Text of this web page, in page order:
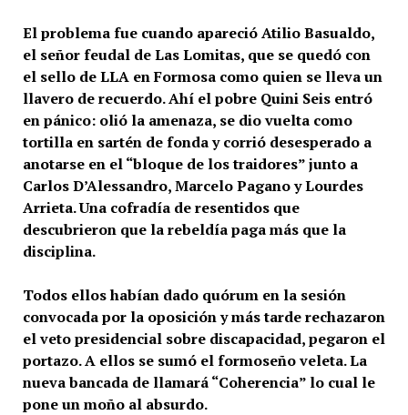
El problema fue cuando apareció Atilio Basualdo,
el señor feudal de Las Lomitas, que se quedó con
el sello de LLA en Formosa como quien se lleva un
llavero de recuerdo. Ahí el pobre Quini Seis entró
en pánico: olió la amenaza, se dio vuelta como
tortilla en sartén de fonda y corrió desesperado a
anotarse en el “bloque de los traidores” junto a
Carlos D’Alessandro, Marcelo Pagano y Lourdes
Arrieta. Una cofradía de resentidos que
descubrieron que la rebeldía paga más que la
disciplina.
Todos ellos habían dado quórum en la sesión
convocada por la oposición y más tarde rechazaron
el veto presidencial sobre discapacidad, pegaron el
portazo. A ellos se sumó el formoseño veleta. La
nueva bancada de llamará “Coherencia” lo cual le
pone un moño al absurdo.